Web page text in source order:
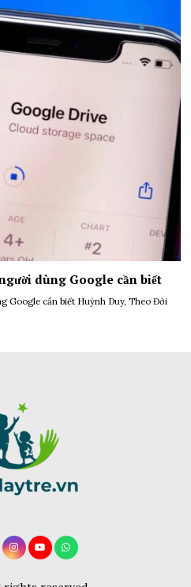
dùng Google cần biết
Google cần biết Huỳnh Duy, Theo Đời